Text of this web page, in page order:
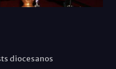
diocesanos